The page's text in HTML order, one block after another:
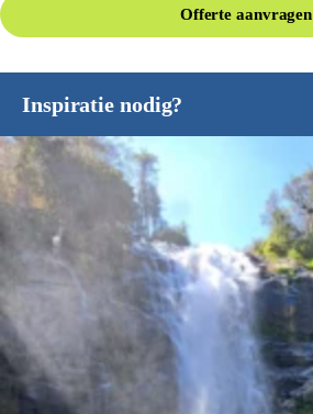
Offerte aanvragen
Inspiratie nodig?